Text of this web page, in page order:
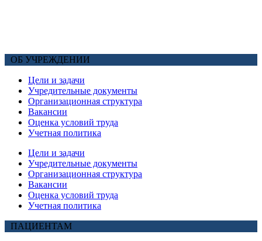
ОБ УЧРЕЖДЕНИИ
Цели и задачи
Учредительные документы
Организационная структура
Вакансии
Оценка условий труда
Учетная политика
Цели и задачи
Учредительные документы
Организационная структура
Вакансии
Оценка условий труда
Учетная политика
ПАЦИЕНТАМ